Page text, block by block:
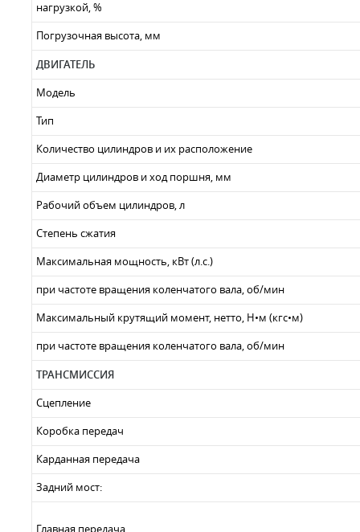
нагрузкой, %
Погрузочная высота, мм
ДВИГАТЕЛЬ
Модель
Тип
Количество цилиндров и их расположение
Диаметр цилиндров и ход поршня, мм
Рабочий объем цилиндров, л
Степень сжатия
Максимальная мощность, кВт (л.с.)
при частоте вращения коленчатого вала, об/мин
Максимальный крутящий момент, нетто, Н•м (кгс•м)
при частоте вращения коленчатого вала, об/мин
ТРАНСМИССИЯ
Сцепление
Коробка передач
Карданная передача
Задний мост:
Главная передача